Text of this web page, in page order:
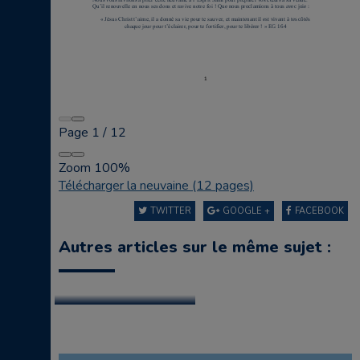
Page 1 / 12
Zoom 100%
Télécharger la neuvaine (12 pages)
FACEBOOK
GOOGLE +
TWITTER
Autres articles sur le même sujet :